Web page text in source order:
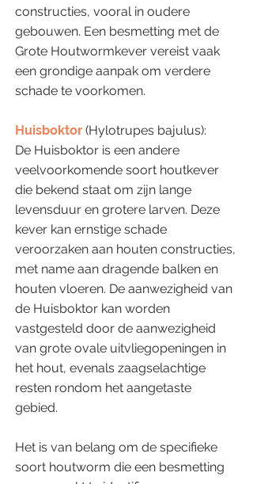
constructies, vooral in oudere
gebouwen. Een besmetting met de
Grote Houtwormkever vereist vaak
een grondige aanpak om verdere
schade te voorkomen.
Huisboktor (Hylotrupes bajulus):
De Huisboktor is een andere
veelvoorkomende soort houtkever
die bekend staat om zijn lange
levensduur en grotere larven. Deze
kever kan ernstige schade
veroorzaken aan houten constructies,
met name aan dragende balken en
houten vloeren. De aanwezigheid van
de Huisboktor kan worden
vastgesteld door de aanwezigheid
van grote ovale uitvliegopeningen in
het hout, evenals zaagselachtige
resten rondom het aangetaste
gebied.
Het is van belang om de specifieke
soort houtworm die een besmetting